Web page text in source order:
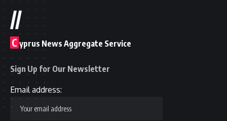
//
C yprus News Aggregate Service
Sign Up for Our Newsletter
Email address: